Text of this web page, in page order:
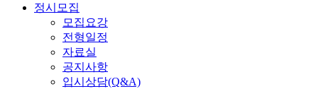
정시모집
모집요강
전형일정
자료실
공지사항
입시상담(Q&A)